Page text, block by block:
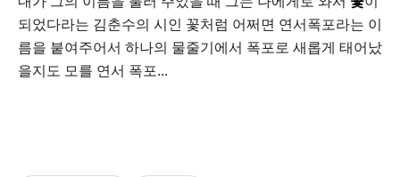
되었다라는 김춘수의 시인 꽃처럼 어쩌면 연서폭포라는 이
름을 붙여주어서 하나의 물줄기에서 폭포로 새롭게 태어났
을지도 모를 연서 폭포...